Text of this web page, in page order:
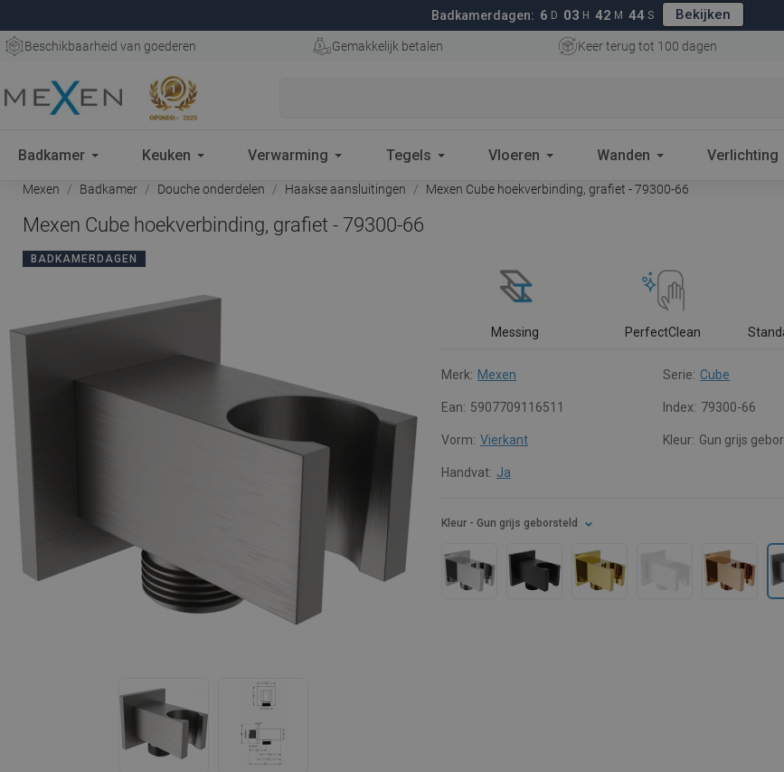
Badkamerdagen: 6 D 03 H 42 M 43 S Bekijken
Beschikbaarheid van goederen Gemakkelijk betalen Keer terug tot 100 dagen
Badkamer Keuken Verwarming Tegels Vloeren Wanden Verlichting
Mexen Badkamer Douche onderdelen Haakse aansluitingen Mexen Cube hoekverbinding, grafiet - 79300-66
Mexen Cube hoekverbinding, grafiet - 79300-66
BADKAMERDAGEN
Messing PerfectClean
Merk: Mexen Serie: Cube
Ean: 5907709116511 Index: 79300-66
Vorm: Vierkant Kleur: Gun grijs
Handvat: Ja
Kleur - Gun grijs geborsteld